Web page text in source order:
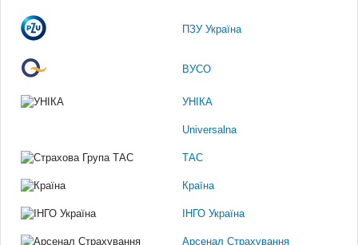
ПЗУ Україна
ВУСО
УНІКА
Universalna
ТАС
Країна
ІНГО Україна
Арсенал Страхування